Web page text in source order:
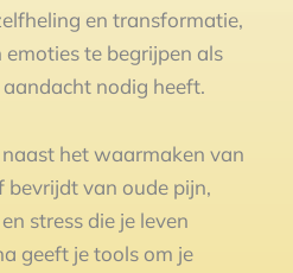
en transformatie,
te begrijpen als
nodig heeft.
het waarmaken van
bevrijdt van oude pijn,
stress die je leven
geeft je tools om je